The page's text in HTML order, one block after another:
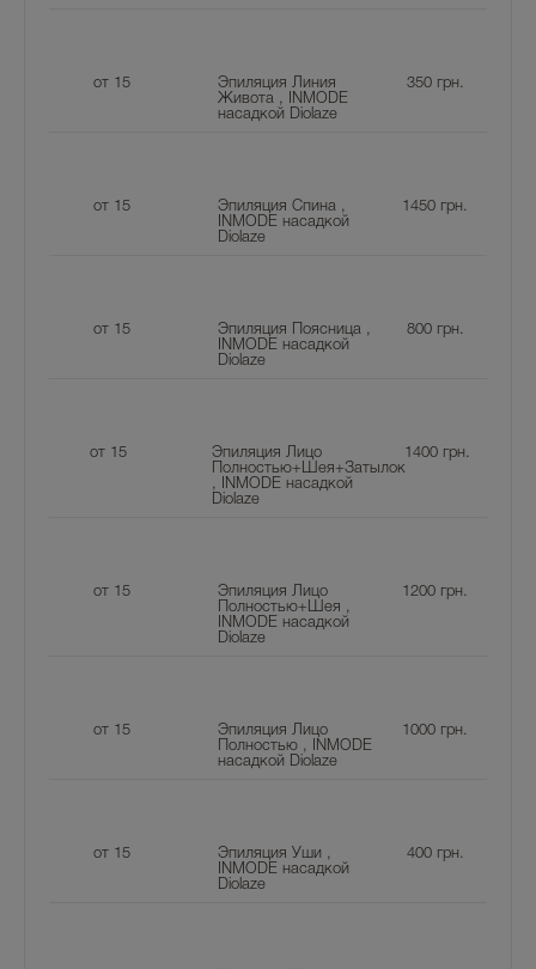
от 15
Эпиляция Линия
Живота , INMODE
насадкой Diolaze
350грн.
от 15
Эпиляция Спина ,
INMODE насадкой
Diolaze
1450 грн.
от 15
Эпиляция Поясница ,
INMODE насадкой
Diolaze
800грн.
от 15
Эпиляция Лицо
Полностью+Шея+Затылок
, INMODE насадкой
Diolaze
1400грн.
от 15
Эпиляция Лицо
Полностью+Шея ,
INMODE насадкой
Diolaze
1200 грн.
от 15
Эпиляция Лицо
Полностью , INMODE
насадкой Diolaze
1000 грн.
от 15
Эпиляция Уши ,
INMODE насадкой
Diolaze
400грн.